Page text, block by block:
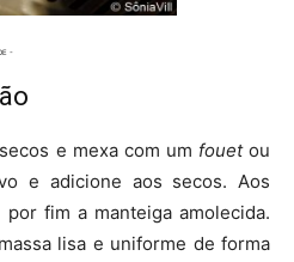
e mexa com um fouetou
e adicione aos secos. Aos
fim a manteiga amolecida.
lisa e uniforme de forma